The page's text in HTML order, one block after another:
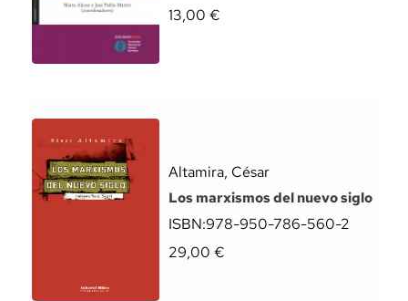
13,00 €
Altamira, César
Los marxismos del nuevo siglo
ISBN:978-950-786-560-2
29,00 €